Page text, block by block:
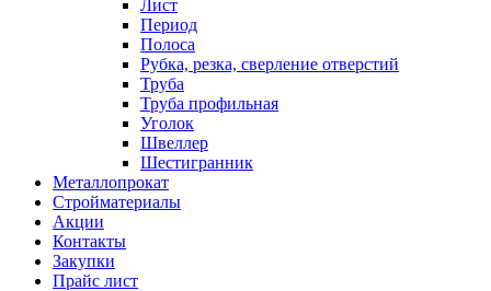
Лист
Период
Полоса
Рубка, резка, сверление отверстий
Труба
Труба профильная
Уголок
Швеллер
Шестигранник
Металлопрокат
Стройматериалы
Акции
Контакты
Закупки
Прайс лист